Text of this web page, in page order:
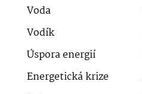
Voda
Vodík
Úspora energií
Energetická krize